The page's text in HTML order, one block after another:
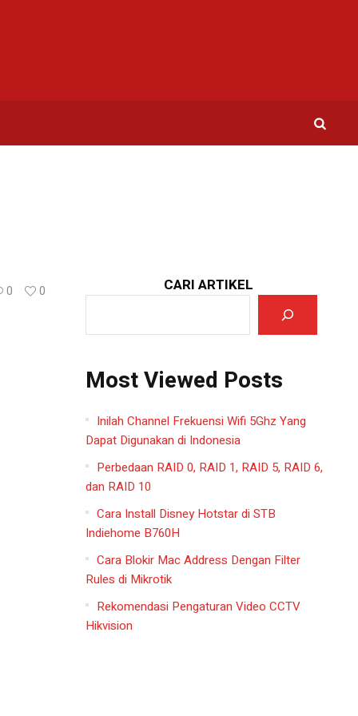
0 0 CARI ARTIKEL
Most Viewed Posts
Inilah Channel Frekuensi Wifi 5Ghz Yang
Dapat Digunakan di Indonesia
Perbedaan RAID 0, RAID 1, RAID 5, RAID 6,
dan RAID 10
Cara Install Disney Hotstar di STB
Indiehome B760H
Cara Blokir Mac Address Dengan Filter
Rules di Mikrotik
Rekomendasi Pengaturan Video CCTV
Hikvision